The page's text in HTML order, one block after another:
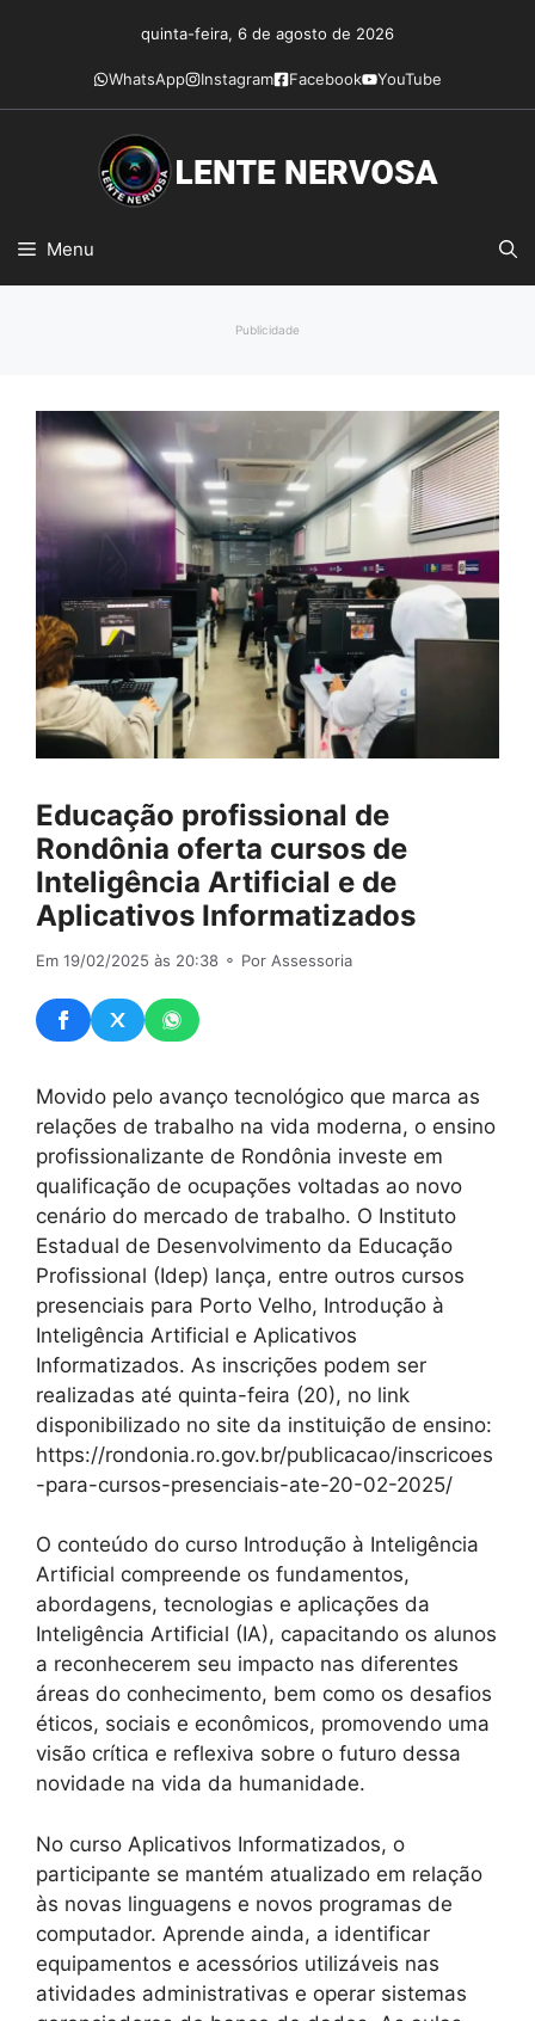
conteúdo
quinta-feira, 6 de agosto de 2026
WhatsApp Instagram Facebook YouTube
Menu
Publicidade
Educação profissional de
Rondônia oferta cursos de
Inteligência Artificial e de
Aplicativos Informatizados
Em 19/02/2025 às 20:38 ⚬ Por Assessoria
Movido pelo avanço tecnológico que marca as
relações de trabalho na vida moderna, o ensino
profissionalizante de Rondônia investe em
qualificação de ocupações voltadas ao novo
cenário do mercado de trabalho. O Instituto
Estadual de Desenvolvimento da Educação
Profissional (Idep) lança, entre outros cursos
presenciais para Porto Velho, Introdução à
Inteligência Artificial e Aplicativos
Informatizados. As inscrições podem ser
realizadas até quinta-feira (20), no link
disponibilizado no site da instituição de ensino:
https://rondonia.ro.gov.br/publicacao/inscricoes
-para-cursos-presenciais-ate-20-02-2025/
O conteúdo do curso Introdução à Inteligência
Artificial compreende os fundamentos,
abordagens, tecnologias e aplicações da
Inteligência Artificial (IA), capacitando os alunos
a reconhecerem seu impacto nas diferentes
áreas do conhecimento, bem como os desafios
éticos, sociais e econômicos, promovendo uma
visão crítica e reflexiva sobre o futuro dessa
novidade na vida da humanidade.
No curso Aplicativos Informatizados, o
participante se mantém atualizado em relação
às novas linguagens e novos programas de
computador. Aprende ainda, a identificar
equipamentos e acessórios utilizáveis nas
atividades administrativas e operar sistemas